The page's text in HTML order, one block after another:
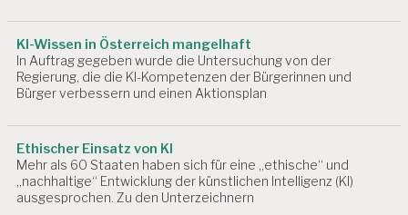
R
B
EI
T
L
A
T
Z
KI-Wissen in Österreich mangelhaft
In Auftrag gegeben wurde die Untersuchung von der
Regierung, die die KI-Kompetenzen der Bürgerinnen und
Bürger verbessern und einen Aktionsplan
Ethischer Einsatz von KI
Mehr als 60 Staaten haben sich für eine „ethische“ und
„nachhaltige“ Entwicklung der künstlichen Intelligenz (KI)
ausgesprochen. Zu den Unterzeichnern